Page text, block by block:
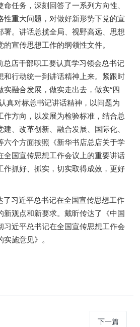
任务，深刻回答了一系列方向性、
性重大问题，对做好新形势下党的宣
署。讲话总揽全局、视野高远、思想
宣传思想工作的纲领性文件。
总店干部职工要认真学习领会总书记
和行动统一到讲话精神上来。紧跟时
融合发展，做实走出去，做实“四
真对标总书记讲话精神，以问题为
作方向，以发展为检验标准，结合总
、改革创新、融合发展、国际化、
六个方面按照《新华书店总店关于学
全国宣传思想工作会议上的重要讲话
作抓好、抓实，切实取得成效，更好
了习近平总书记在全国宣传思想工作
新观点和新要求。戴昕传达了《中国
习近平总书记在全国宣传思想工作会
施意见》。
下一篇